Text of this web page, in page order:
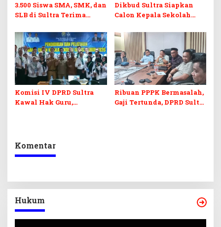
3.500 Siswa SMA, SMK, dan
SLB di Sultra Terima
Dikbud Sultra Siapkan
Calon Kepala Sekolah
Pelatihan BCKS
Komisi IV DPRD Sultra
Kawal Hak Guru,
Ribuan PPPK Bermasalah,
Gaji Tertunda, DPRD Sultra
Komentar
Hukum